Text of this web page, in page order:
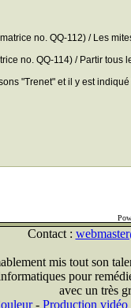
no. QQ-112) / Les
no. QQ-114) / Partir tous
"Trenet" et il y est
Contact :
mis tout son
pour
avec un très
- Production vidéo